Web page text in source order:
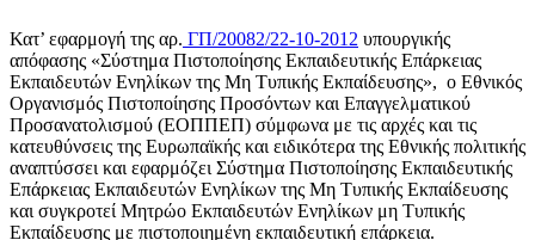
Κατ’ εφαρμογή της αρ. ΓΠ/20082/22-10-2012 υπουργικής
απόφασης «Σύστημα Πιστοποίησης Εκπαιδευτικής Επάρκειας
Εκπαιδευτών Ενηλίκων της Μη Τυπικής Εκπαίδευσης», ο Εθνικός
Οργανισμός Πιστοποίησης Προσόντων και Επαγγελματικού
Προσανατολισμού (ΕΟΠΠΕΠ) σύμφωνα με τις αρχές και τις
κατευθύνσεις της Ευρωπαϊκής και ειδικότερα της Εθνικής πολιτικής
αναπτύσσει και εφαρμόζει Σύστημα Πιστοποίησης Εκπαιδευτικής
Επάρκειας Εκπαιδευτών Ενηλίκων της Μη Τυπικής Εκπαίδευσης
και συγκροτεί Μητρώο Εκπαιδευτών Ενηλίκων μη Τυπικής
Εκπαίδευσης με πιστοποιημένη εκπαιδευτική επάρκεια.